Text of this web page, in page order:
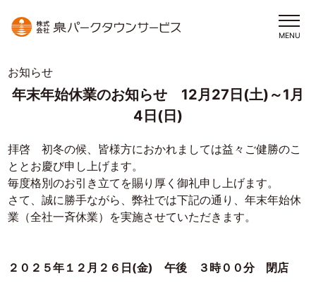
MENU
お知らせ
年末年始休業のお知らせ 12月27日(土)～1月
4日(日)
拝啓 初冬の候、皆様方におかれましては益々ご健勝のこ
ととお慶び申し上げます。
毎度格別のお引き立てを賜り厚く御礼申し上げます。
さて、誠に勝手ながら、弊社では下記の通り、年末年始休
業（全社一斉休業）を実施させていただきます。
２０２５年１２月２６日(金) 午後 ３時００分 閉店